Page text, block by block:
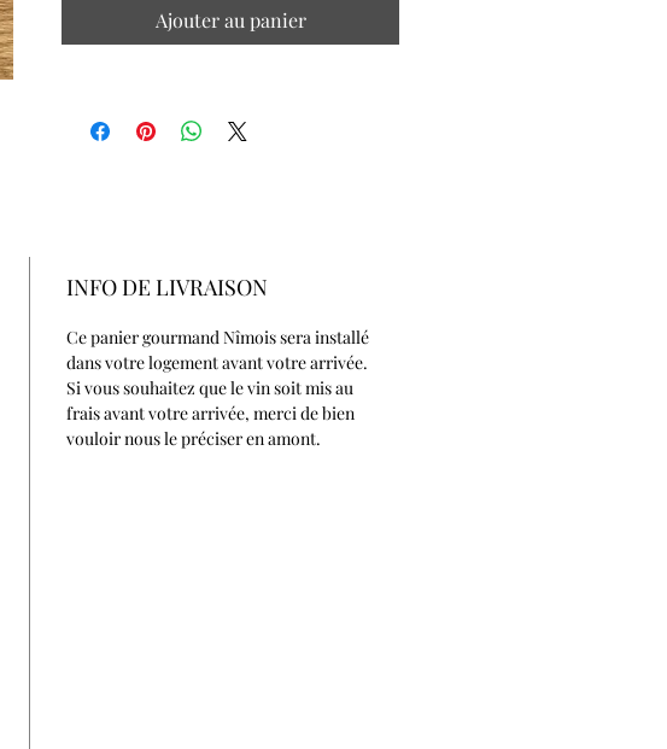
un joli panier.
Votre commande vous sera
plongés dans votre séjour dès
Ajouter au panier
INFO DE LIVRAISON
Ce panier gourmand Nîmois sera installé
dans votre logement avant votre arrivée.
Si vous souhaitez que le vin soit mis au
frais avant votre arrivée, merci de bien
vouloir nous le préciser en amont.